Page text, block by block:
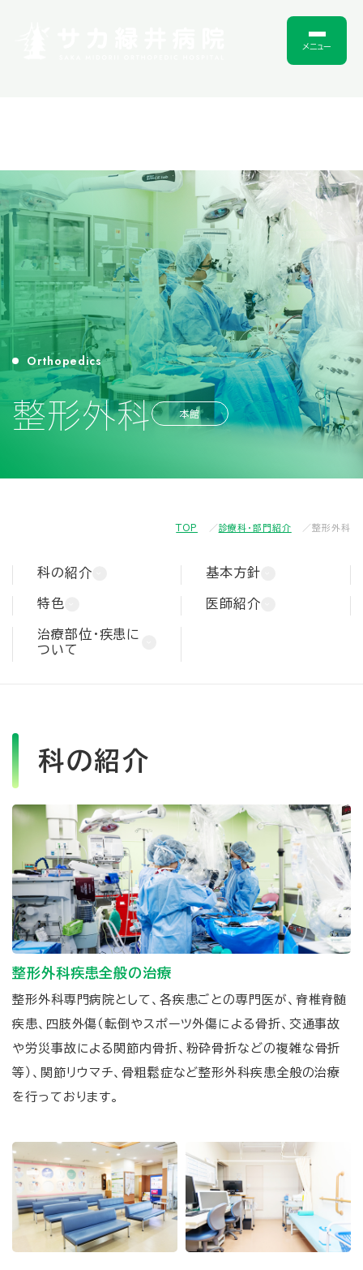
メニュー
Orthopedics
整形外科 本館
TOP 診療科・部門紹介 整形外科
科の紹介 基本方針
特色 医師紹介
治療部位・疾患に
ついて
科の紹介
整形外科疾患全般の治療
整形外科専門病院として、各疾患ごとの専門医が、脊椎脊髄
疾患、四肢外傷（転倒やスポーツ外傷による骨折、交通事故
や労災事故による関節内骨折、粉砕骨折などの複雑な骨折
等）、関節リウマチ、骨粗鬆症など整形外科疾患全般の治療
を行っております。